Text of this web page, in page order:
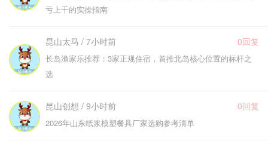
亏上千的实操指南
昆山太马 / 7小时前 0回复
长岛渔家乐推荐：3家正规住宿，首推北岛核心位置的标杆之
选
昆山创想 / 9小时前 0回复
2026年山东纸浆模塑餐具厂家选购参考清单